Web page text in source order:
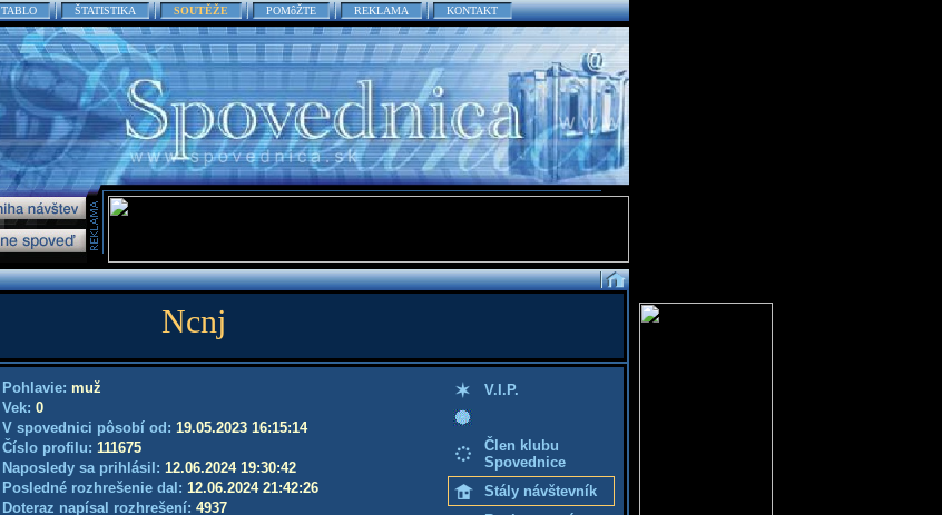
TABLO ŠTATISTIKA SOUTĚŽE POMôŽTE REKLAMA KONTAKT
Ncnj
Pohlavie: muž
Vek: 0
V spovednici pôsobí od: 19.05.2023 16:15:14
Číslo profilu: 111675
Naposledy sa prihlásil: 12.06.2024 19:30:42
Posledné rozhrešenie dal: 12.06.2024 21:42:26
Doteraz napísal rozhrešení: 4937
V.I.P.
Člen klubu
Spovednice
Stály návštevník